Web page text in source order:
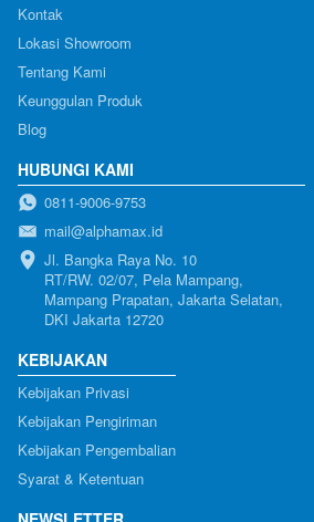
Kontak
Lokasi Showroom
Tentang Kami
Keunggulan Produk
Blog
HUBUNGI KAMI
0811-9006-9753
mail@alphamax.id
Jl. Bangka Raya No. 10
RT/RW. 02/07, Pela Mampang,
Mampang Prapatan, Jakarta Selatan,
DKI Jakarta 12720
KEBIJAKAN
Kebijakan Privasi
Kebijakan Pengiriman
Kebijakan Pengembalian
Syarat & Ketentuan